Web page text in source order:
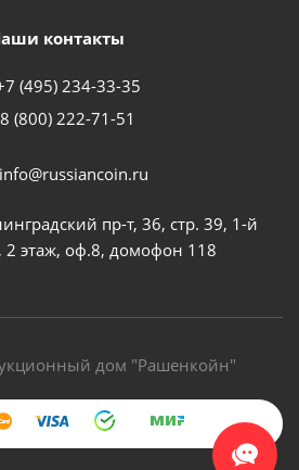
контакты
(495) 234-33-35
8 (800) 222-71-51
info@russiancoin.ru
пр-т, 36, стр. 39, 1-й
2 этаж, оф.8, домофон 118
дом "Рашенкойн"